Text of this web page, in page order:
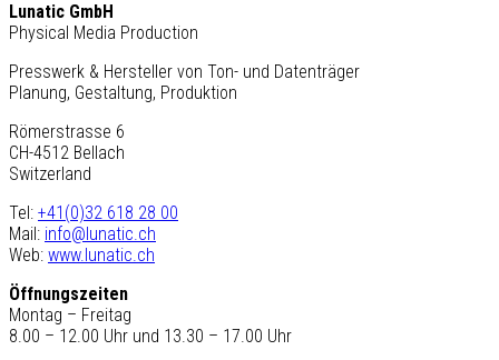
Lunatic GmbH
Physical Media Production
Presswerk & Hersteller von Ton- und Datenträger
Planung, Gestaltung, Produktion
Römerstrasse 6
CH-4512 Bellach
Switzerland
Tel: +41(0)32 618 28 00
Mail: info@lunatic.ch
Web: www.lunatic.ch
Öffnungszeiten
Montag – Freitag
8.00 – 12.00 Uhr und 13.30 – 17.00 Uhr